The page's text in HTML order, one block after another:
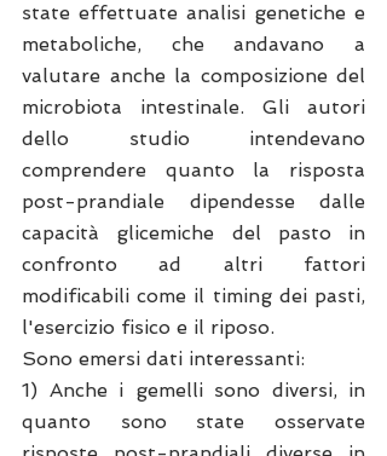
state effettuate analisi genetiche e
metaboliche, che andavano a
valutare anche la composizione del
microbiota intestinale. Gli autori
dello studio intendevano
comprendere quanto la risposta
post-prandiale dipendesse dalle
capacità glicemiche del pasto in
confronto ad altri fattori
modificabili come il timing dei pasti,
l'esercizio fisico e il riposo.
Sono emersi dati interessanti:
1) Anche i gemelli sono diversi, in
quanto sono state osservate